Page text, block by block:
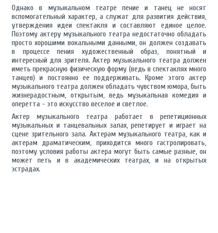
Однако в музыкальном театре пение и танец не носят
вспомогательный характер, а служат для развития действия,
утверждения идеи спектакля и составляют единое целое.
Поэтому актеру музыкального театра недостаточно обладать
просто хорошими вокальными данными, он должен создавать
в процессе пения художественный образ, понятный и
интересный для зрителя. Актер музыкального театра должен
иметь прекрасную физическую форму (ведь в спектаклях много
танцев) и постоянно ее поддерживать. Кроме этого актер
музыкального театра должен обладать чувством юмора, быть
жизнерадостным, открытым, ведь музыкальная комедия и
оперетта - это искусство веселое и светлое.
Актер музыкального театра работает в репетиционных
музыкальных и танцевальных залах, репетирует и играет на
сцене зрительного зала. Актерам музыкального театра, как и
актерам драматическим, приходится много гастролировать,
поэтому условия работы актера могут быть самые разные, он
может петь и в академических театрах, и на открытых
эстрадах.